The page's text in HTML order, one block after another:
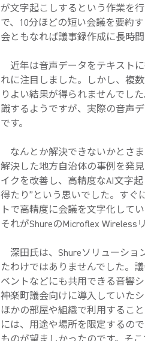
が文字起こしするという作業を
で、10分ほどの短い会議を要約
会ともなれば議事録作成に長時
近年は音声データをテキスト
れに注目しました。しかし、複
りよい結果が得られませんでし
識するようですが、実際の音声
です。
なんとか解決できないかとさ
解決した地方自治体の事例を発
イクを改善し、高精度なAI文字
得たり”という思いでした。すぐ
トで高精度に会議を文字化して
それがShureのMicroflex Wireless
深田氏は、Shureソリューショ
たわけではありませんでした。
ベントなどにも共用できる音響
神楽町議会向けに導入していた
ほかの部屋や組織で利用するこ
には、用途や場所を限定するの